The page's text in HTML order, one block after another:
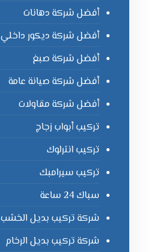
أفضل شركة دهانات
أفضل شركة ديكور داخلي
أفضل شركة صبغ
أفضل شركة صيانة عامة
أفضل شركة مقاولات
تركيب أبواب زجاج
تركيب انترلوك
تركيب سيرامبك
سباك 24 ساعة
شركة تركيب بديل الخشب
شركة تركيب بديل الرخام